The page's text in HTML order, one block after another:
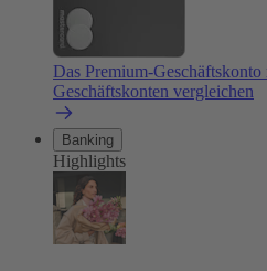
Das Premium-Geschäftskonto
Geschäftskonten vergleichen
Banking
Highlights